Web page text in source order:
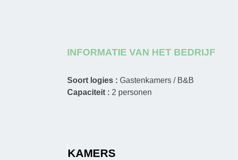
INFORMATIE VAN HET BEDRIJF
Soort logies :Gastenkamers / B&B
Capaciteit : 2 personen
KAMERS